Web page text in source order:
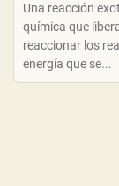
Una reacción
química que
reaccionar los
energía que se...